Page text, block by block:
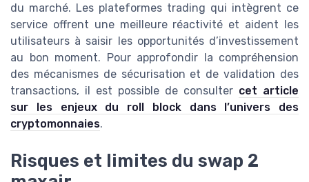
du marché. Les plateformes trading qui intègrent ce
service offrent une meilleure réactivité et aident les
utilisateurs à saisir les opportunités d’investissement
au bon moment. Pour approfondir la compréhension
des mécanismes de sécurisation et de validation des
transactions, il est possible de consulter cet article
sur les enjeux du roll block dans l’univers des
cryptomonnaies.
Risques et limites du swap 2